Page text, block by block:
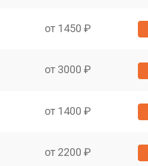
от 1450 ₽
от 3000 ₽
от 1400 ₽
от 2200 ₽